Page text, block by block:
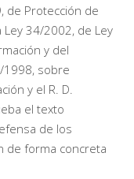
de Protección de
Ley 34/2002, de Ley
y del
1998, sobre
y el R. D.
el texto
de los
de forma concreta